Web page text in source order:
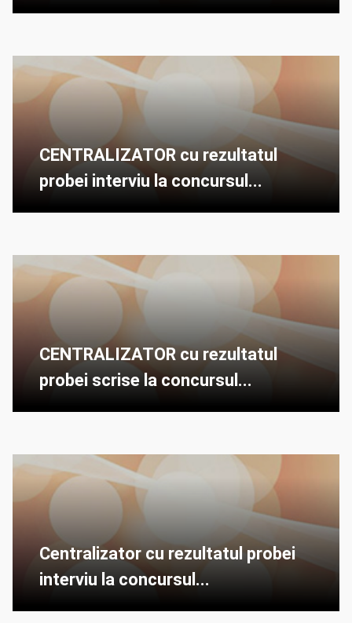
CENTRALIZATOR cu rezultatul
probei interviu la concursul...
CENTRALIZATOR cu rezultatul
probei scrise la concursul...
Centralizator cu rezultatul probei
interviu la concursul...